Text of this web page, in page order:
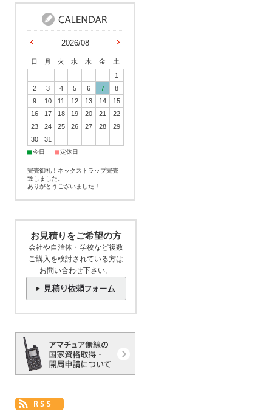
2026/08
日 月 火 水 木 金
土
1
2
3 4 5 6 7
8
9
10 11 12 13 14
15
16
17 18 19 20 21
22
23
24 25 26 27 28
29
30
31
■今日 ■定休日
完売御礼！ネックストラップ完売
致しました。
ありがとうございました！
お見積りをご希望の方
会社や自治体・学校など複数
ご購入を検討されている方は
お問い合わせ下さい。